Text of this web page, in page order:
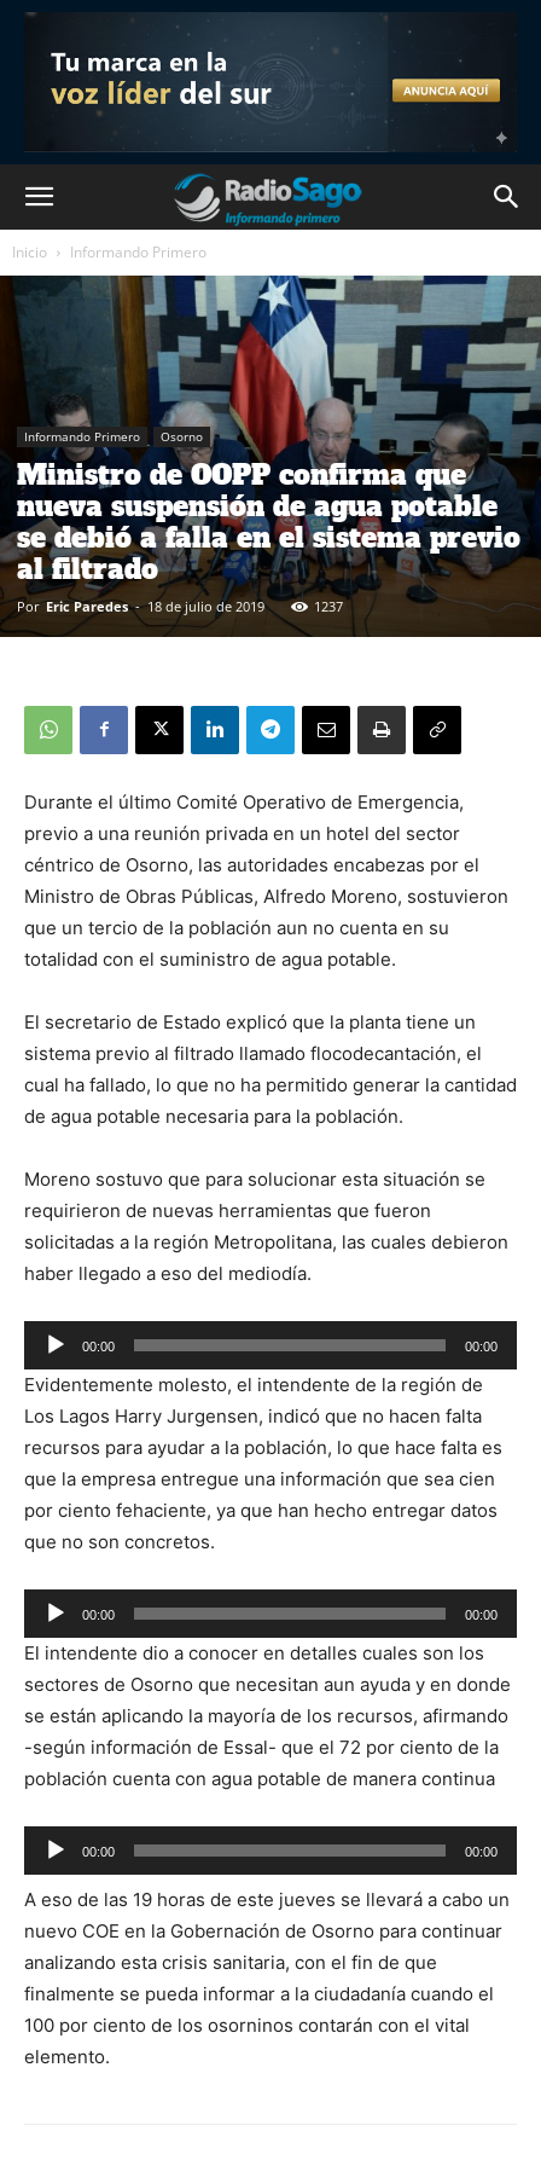
Inicio Informando Primero
Informando Primero Osorno
Ministro de OOPP confirma que
nueva suspensión de agua potable
se debió a falla en el sistema previo
al filtrado
Por Eric Paredes - 18 de julio de 2019 1237
Durante el último Comité Operativo de Emergencia,
previo a una reunión privada en un hotel del sector
céntrico de Osorno, las autoridades encabezas por el
Ministro de Obras Públicas, Alfredo Moreno, sostuvieron
que un tercio de la población aun no cuenta en su
totalidad con el suministro de agua potable.
El secretario de Estado explicó que la planta tiene un
sistema previo al filtrado llamado flocodecantación, el
cual ha fallado, lo que no ha permitido generar la cantidad
de agua potable necesaria para la población.
Moreno sostuvo que para solucionar esta situación se
requirieron de nuevas herramientas que fueron
solicitadas a la región Metropolitana, las cuales debieron
haber llegado a eso del mediodía.
Reproductor
de
audio
00:00 00:00
Evidentemente molesto, el intendente de la región de
Los Lagos Harry Jurgensen, indicó que no hacen falta
recursos para ayudar a la población, lo que hace falta es
que la empresa entregue una información que sea cien
por ciento fehaciente, ya que han hecho entregar datos
que no son concretos.
Reproductor
de
audio
00:00 00:00
El intendente dio a conocer en detalles cuales son los
sectores de Osorno que necesitan aun ayuda y en donde
se están aplicando la mayoría de los recursos, afirmando
-según información de Essal- que el 72 por ciento de la
población cuenta con agua potable de manera continua
Reproductor
de
audio
00:00 00:00
A eso de las 19 horas de este jueves se llevará a cabo un
nuevo COE en la Gobernación de Osorno para continuar
analizando esta crisis sanitaria, con el fin de que
finalmente se pueda informar a la ciudadanía cuando el
100 por ciento de los osorninos contarán con el vital
elemento.